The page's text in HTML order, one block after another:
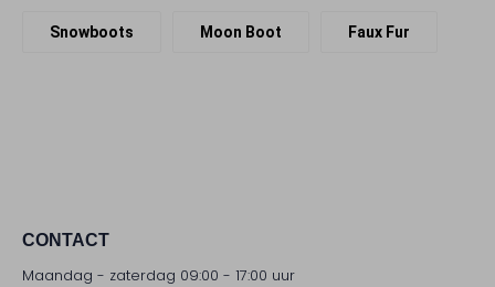
Snowboots Moon Boot Faux Fur
CONTACT
Maandag - zaterdag 09:00 - 17:00 uur